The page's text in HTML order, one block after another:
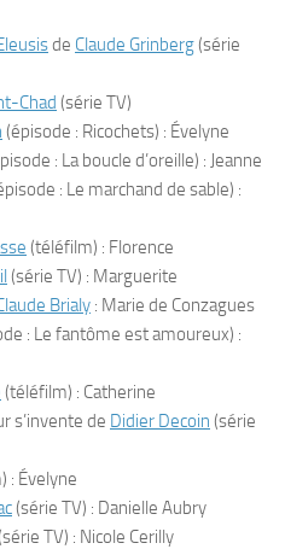
de Claude Grinberg(série
Chad (série TV)
(épisode : Ricochets) : Évelyne
: La boucle d’oreille) : Jeanne
: Le marchand de sable) :
(téléfilm) : Florence
(série TV) : Marguerite
Brialy : Marie de Conzagues
: Le fantôme est amoureux) :
(téléfilm) : Catherine
s’invente de Didier Decoin (série
: Évelyne
(série TV) : Danielle Aubry
TV) : Nicole Cerilly